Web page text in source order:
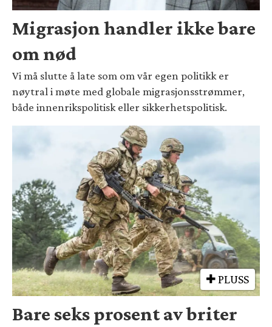
Migrasjon handler ikke bare
om nød
Vi må slutte å late som om vår egen politikk er
nøytral i møte med globale migrasjonsstrømmer,
både innenrikspolitisk eller sikkerhetspolitisk.
PLUSS
Bare seks prosent av briter